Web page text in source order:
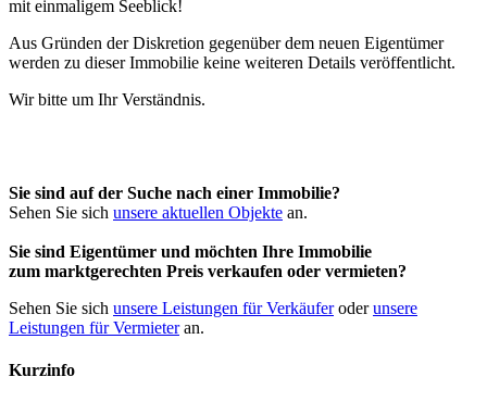
Aus Gründen der Diskretion gegenüber dem neuen Eigentümer
werden zu dieser Immobilie keine weiteren Details veröffentlicht.
Wir bitte um Ihr Verständnis.
Sie sind auf der Suche nach einer Immobilie?
Sehen Sie sich unsere aktuellen Objekte an.
Sie sind Eigentümer und möchten Ihre Immobilie
zum marktgerechten Preis verkaufen oder vermieten?
Sehen Sie sich unsere Leistungen für Verkäuferoderunsere
Leistungen für Vermieteran.
Kurzinfo